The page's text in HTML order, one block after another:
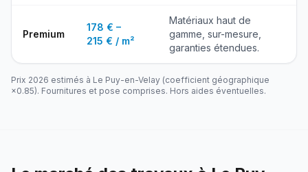
Premium
178 € –
215 € / m²
Matériaux haut de
gamme, sur-mesure,
garanties étendues.
Prix 2026 estimés à Le Puy-en-Velay (coefficient géographique
×0.85). Fournitures et pose comprises. Hors aides éventuelles.